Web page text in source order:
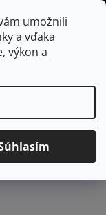
umožnili
a vďaka
výkon a
Hľadať
a vankúše